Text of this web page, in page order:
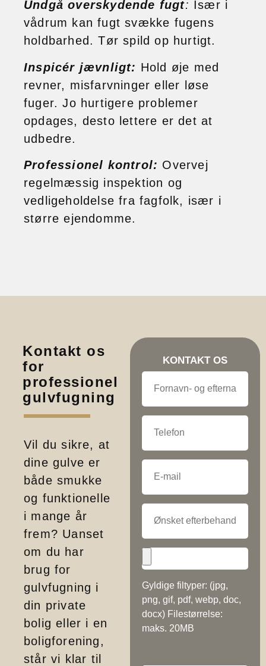
Undgå overskydende fugt: Især i
vådrum kan fugt svække fugens
holdbarhed. Tør spild op hurtigt.
Inspicér jævnligt: Hold øje med
revner, misfarvninger eller løse
fuger. Jo hurtigere problemer
opdages, desto lettere er det at
udbedre.
Professionel kontrol: Overvej
regelmæssig inspektion og
vedligeholdelse fra fagfolk, især i
større ejendomme.
Kontakt os
for
professionel
gulvfugning
Vil du sikre, at
dine gulve er
både smukke
og funktionelle
i mange år
frem? Uanset
om du har
brug for
gulvfugning i
din private
bolig eller i en
boligforening,
står vi klar til
KONTAKT OS
Gyldige filtyper: (jpg,
png, gif, pdf, webp, doc,
docx) Filestørrelse:
maks. 20MB